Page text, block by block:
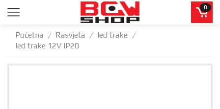
0
Početna / Rasvjeta / led trake /
led trake 12V IP20